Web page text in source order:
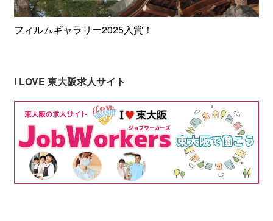
フィルムギャラリー2025入賞！
I LOVE 東大阪求人サイト